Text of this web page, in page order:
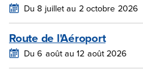
Du 8 juillet au 2 octobre 2026
Route de l'Aéroport
Du 6 août au 12 août 2026